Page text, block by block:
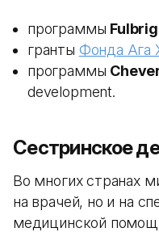
программы
гранты Фонда Ага
программы
development.
Сестринское
Во многих странах
на врачей, но и на
медицинской